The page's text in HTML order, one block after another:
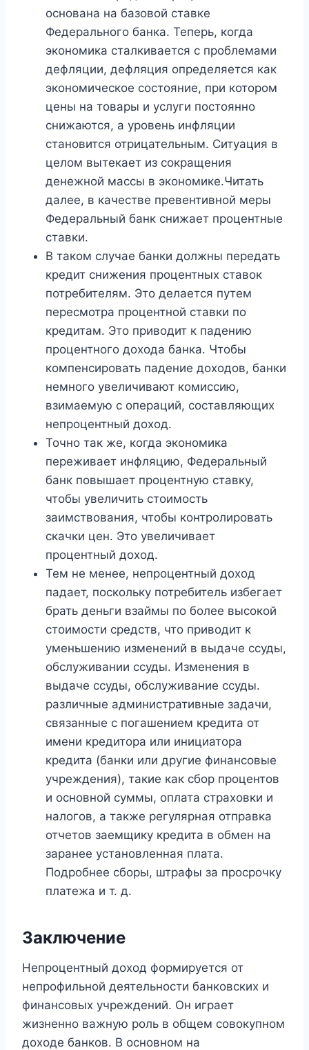
основана на базовой ставке
Федерального банка. Теперь, когда
экономика сталкивается с проблемами
дефляции, дефляция определяется как
экономическое состояние, при котором
цены на товары и услуги постоянно
снижаются, а уровень инфляции
становится отрицательным. Ситуация в
целом вытекает из сокращения
денежной массы в экономике.Читать
далее, в качестве превентивной меры
Федеральный банк снижает процентные
ставки.
В таком случае банки должны передать
кредит снижения процентных ставок
потребителям. Это делается путем
пересмотра процентной ставки по
кредитам. Это приводит к падению
процентного дохода банка. Чтобы
компенсировать падение доходов, банки
немного увеличивают комиссию,
взимаемую с операций, составляющих
непроцентный доход.
Точно так же, когда экономика
переживает инфляцию, Федеральный
банк повышает процентную ставку,
чтобы увеличить стоимость
заимствования, чтобы контролировать
скачки цен. Это увеличивает
процентный доход.
Тем не менее, непроцентный доход
падает, поскольку потребитель избегает
брать деньги взаймы по более высокой
стоимости средств, что приводит к
уменьшению изменений в выдаче ссуды,
обслуживании ссуды. Изменения в
выдаче ссуды, обслуживание ссуды.
различные административные задачи,
связанные с погашением кредита от
имени кредитора или инициатора
кредита (банки или другие финансовые
учреждения), такие как сбор процентов
и основной суммы, оплата страховки и
налогов, а также регулярная отправка
отчетов заемщику кредита в обмен на
заранее установленная плата.
Подробнее сборы, штрафы за просрочку
платежа и т. д.
Заключение
Непроцентный доход формируется от
непрофильной деятельности банковских и
финансовых учреждений. Он играет
жизненно важную роль в общем совокупном
доходе банков. В основном на